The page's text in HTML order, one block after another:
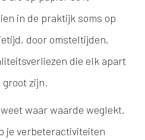
in de praktijk soms op
door omsteltijden,
die elk apart
groot zijn.
waar waarde weglekt,
je verbeteractiviteiten